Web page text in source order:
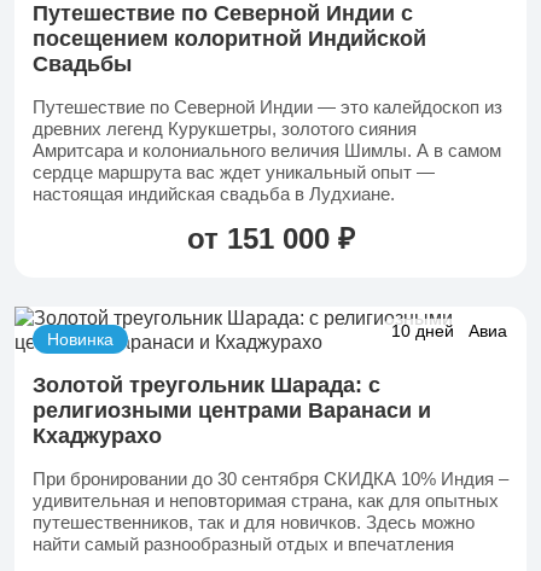
Путешествие по Северной Индии с
посещением колоритной Индийской
Свадьбы
Путешествие по Северной Индии — это калейдоскоп из
древних легенд Курукшетры, золотого сияния
Амритсара и колониального величия Шимлы. А в самом
сердце маршрута вас ждет уникальный опыт —
настоящая индийская свадьба в Лудхиане.
от 151 000 ₽
10 дней Авиа
Новинка
Золотой треугольник Шарада: с
религиозными центрами Варанаси и
Кхаджурахо
При бронировании до 30 сентября СКИДКА 10% Индия –
удивительная и неповторимая страна, как для опытных
путешественников, так и для новичков. Здесь можно
найти самый разнообразный отдых и впечатления